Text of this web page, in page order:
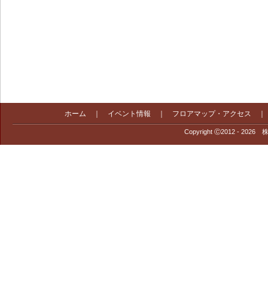
ホーム イベント情報 フロアマップ・アクセス
Copyright Ⓒ2012 - 2026 株